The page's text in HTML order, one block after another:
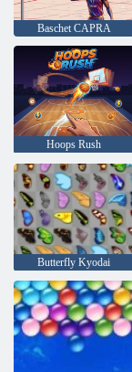
Baschet CAPRA
Hoops Rush
Butterfly Kyodai